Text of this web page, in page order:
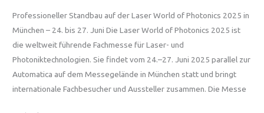
Professioneller Standbau auf der Laser World of Photonics 2025 in
München – 24. bis 27. Juni Die Laser World of Photonics 2025 ist
die weltweit führende Fachmesse für Laser- und
Photoniktechnologien. Sie findet vom 24.–27. Juni 2025 parallel zur
Automatica auf dem Messegelände in München statt und bringt
internationale Fachbesucher und Aussteller zusammen. Die Messe